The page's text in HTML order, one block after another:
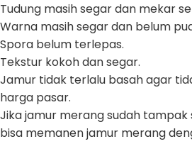
Tudung masih segar dan mekar
Warna masih segar dan belum
Spora belum terlepas.
Tekstur kokoh dan segar.
Jamur tidak terlalu basah agar
harga pasar.
Jika jamur merang sudah tampak
bisa memanen jamur merang